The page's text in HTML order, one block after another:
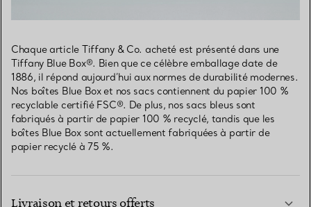
Chaque article Tiffany & Co. acheté est présenté dans une
Tiffany Blue Box®. Bien que ce célèbre emballage date de
1886, il répond aujourd’hui aux normes de durabilité modernes.
Nos boîtes Blue Box et nos sacs contiennent du papier 100 %
recyclable certifié FSC®. De plus, nos sacs bleus sont
fabriqués à partir de papier 100 % recyclé, tandis que les
boîtes Blue Box sont actuellement fabriquées à partir de
papier recyclé à 75 %.
Livraison et retours offerts